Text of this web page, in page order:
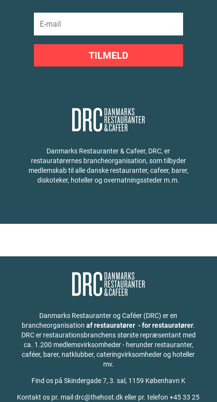
TILMELD
Danmarks Restauranter & Cafeer, DRC, er
restauratørernes brancheorganisation, som tilbyder
medlemskab til alle danske restauranter, cafeer, barer,
diskoteker, hoteller og overnatningssteder m.m.
Danmarks Restauranter og Caféer (DRC) er en
brancheorganisation af restauratører - for restauratører.
DRC er restaurationsbranchens største repræsentant med
ca. 1.200 medlemsvirksomheder - herunder restauranter,
caféer, barer, natklubber, cateringvirksomheder og hoteller
mv.
Find os på Skindergade 7, 3. sal, 1159 København K
Kontakt os pr. mail drc@thehost.dk eller pr. telefon +45 33 25